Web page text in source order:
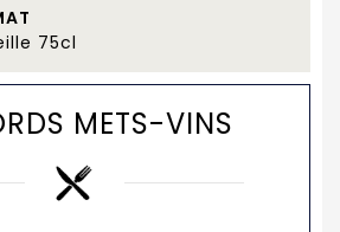
75cl
METS-VINS